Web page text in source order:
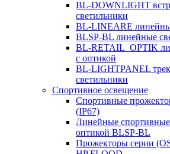
BL-DOWNLIGHT
светильники
BL-LINEARE
BLSP-BL линейные
BL-RETAIL_OPTIK
с оптикой
BL-LIGHTPANEL
светильники
Спортивное освещение
Спортивные
(IP67)
Линейные спортивные
оптикой BLSP-BL
Прожекторы серии